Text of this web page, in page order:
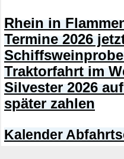
Rhein in
Termine 2026
Traktorfahrt im
Silvester 2026
später zahlen
Kalender